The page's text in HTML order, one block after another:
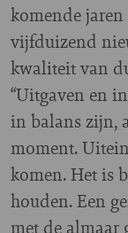
komende
vijfduizend
kwaliteit van
“Uitgaven en
in balans zijn,
moment.
komen. Het is
houden. Een
met de almaar